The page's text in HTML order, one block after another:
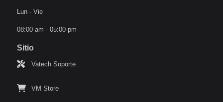
Lun - Vie
08:00 am - 05:00 pm
Sitio
Vatech Soporte
VM Store